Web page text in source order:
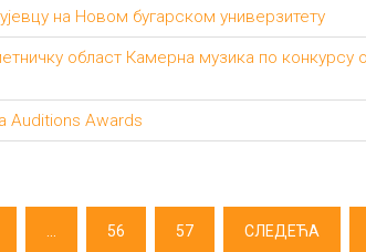
на Новом бугарском универзитету
област Камерна музика по конкурсу
Auditions Awards
56 57 СЛЕДЕЋА